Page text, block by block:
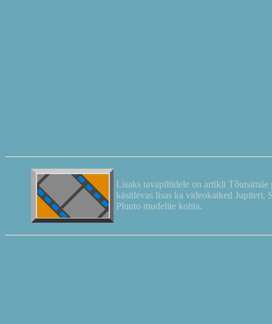
Lisaks tavapiltidele on artikli Tõutsimäe
käsitlevas lisas ka videokatked Jupiteri,
Pluuto mudelite kohta.